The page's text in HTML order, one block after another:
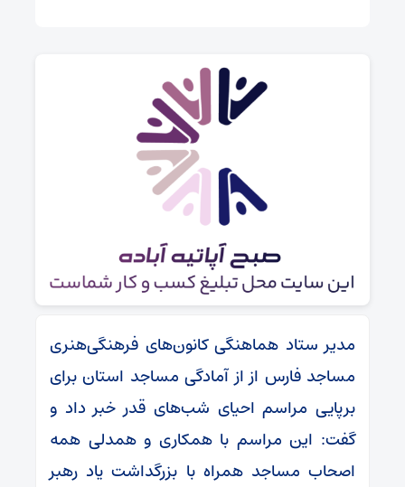
مدیر ستاد هماهنگی کانون‌های فرهنگی‌هنری
مساجد فارس از از آمادگی مساجد استان برای
برپایی مراسم احیای شب‌های قدر خبر داد و
گفت: این مراسم با همکاری و همدلی همه
اصحاب مساجد همراه با بزرگداشت یاد رهبر